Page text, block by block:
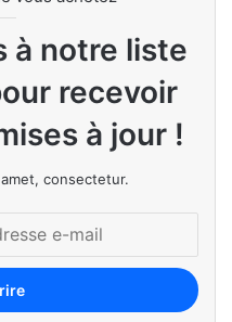
à notre liste
recevoir
à jour !
consectetur.